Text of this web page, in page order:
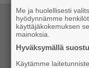
Me ja huolellisesti
hyödynnämme
käyttäjäkokemuksen
mainoksia.
Hyväksymällä
Käytämme